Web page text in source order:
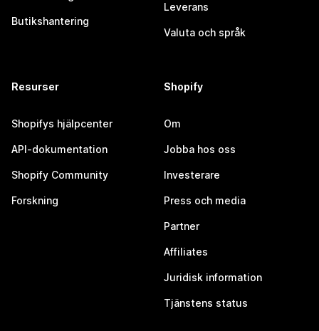
Butikshantering
Leverans
Valuta och språk
Resurser
Shopifys hjälpcenter
API-dokumentation
Shopify Community
Forskning
Shopify
Om
Jobba hos oss
Investerare
Press och media
Partner
Affiliates
Juridisk information
Tjänstens status